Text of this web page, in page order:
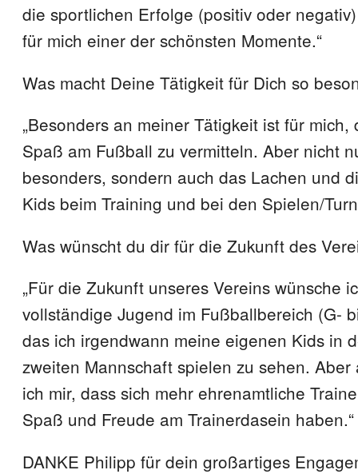
die sportlichen Erfolge (positiv oder
für mich einer der schönsten Momente.“
Was macht Deine Tätigkeit für Dich so
„Besonders an meiner Tätigkeit ist für mich,
Spaß am Fußball zu vermitteln. Aber nicht
besonders, sondern auch das Lachen und
Kids beim Training und bei den Spielen/
Was wünscht du dir für die Zukunft des
„Für die Zukunft unseres Vereins wünsche
vollständige Jugend im Fußballbereich (G-
das ich irgendwann meine eigenen Kids in
zweiten Mannschaft spielen zu sehen. Aber
ich mir, dass sich mehr ehrenamtliche
Spaß und Freude am Trainerdasein haben.“
DANKE Philipp für dein großartiges